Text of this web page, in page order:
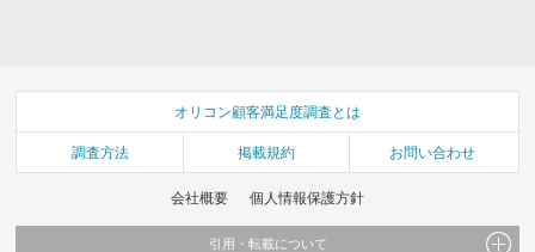
オリコン顧客満足度調査とは
調査方法 掲載規約 お問い合わせ
会社概要 個人情報保護方針
引用・転載について